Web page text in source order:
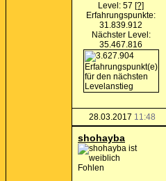
Level: 57 [?]
Erfahrungspunkte:
31.839.912
Nächster Level:
35.467.816
28.03.2017 11:48
shohayba
Fohlen